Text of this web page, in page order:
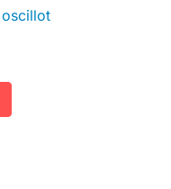
au panier